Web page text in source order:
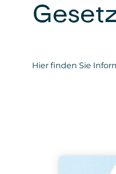
Hier finden Sie